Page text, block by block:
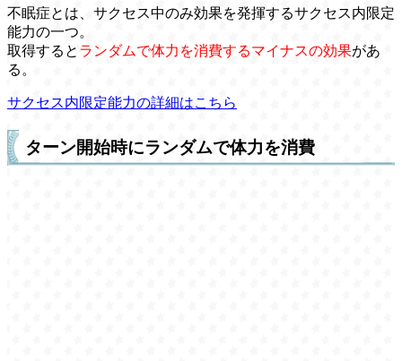
不眠症とは、サクセス中のみ効果を発揮するサクセス内限定
能力の一つ。
取得すると ランダムで体力を消費するマイナスの効果があ
る。
サクセス内限定能力の詳細はこちら
ターン開始時にランダムで体力を消費